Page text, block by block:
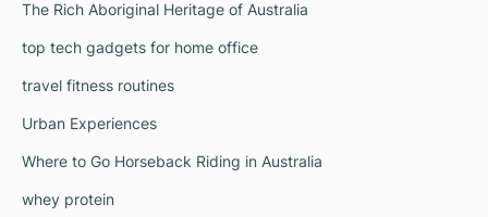
The Rich Aboriginal Heritage of Australia
top tech gadgets for home office
travel fitness routines
Urban Experiences
Where to Go Horseback Riding in Australia
whey protein